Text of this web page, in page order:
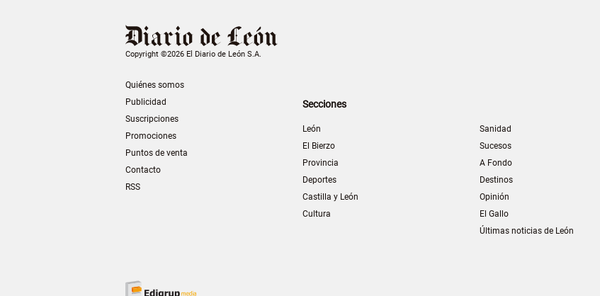
Copyright ©2026 El Diario de León S.A.
Quiénes somos
Publicidad
Suscripciones
Promociones
Puntos de venta
Contacto
RSS
Secciones
León
El Bierzo
Provincia
Deportes
Castilla y León
Cultura
Sanidad
Sucesos
A Fondo
Destinos
Opinión
El Gallo
Últimas noticias de León